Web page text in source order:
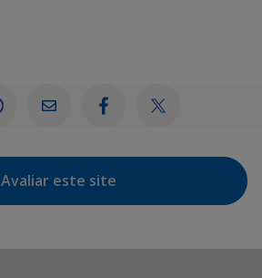
Avaliar este site